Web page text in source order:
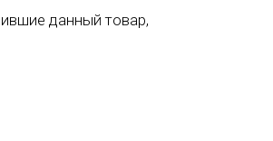
данный товар,